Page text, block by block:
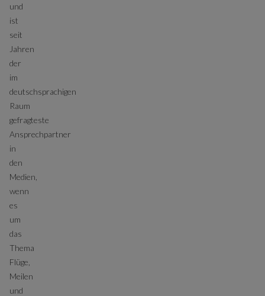
und
ist
seit
Jahren
der
im
deutschsprachigen
Raum
gefragteste
Ansprechpartner
in
den
Medien,
wenn
es
um
das
Thema
Flüge,
Meilen
und